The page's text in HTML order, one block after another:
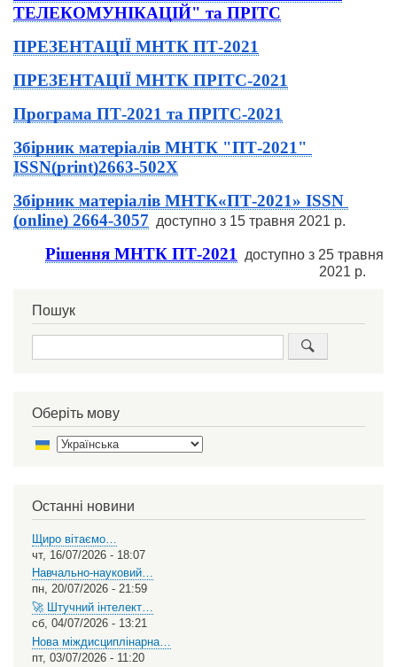
ТЕЛЕКОМУНІКАЦІЙ" та ПРІТС
ПРЕЗЕНТАЦІЇ МНТК ПТ-2021
ПРЕЗЕНТАЦІЇ МНТК ПРІТС-2021
Програма ПТ-2021 та ПРІТС-2021
Збірник матеріалів МНТК "ПТ-2021"
ISSN(рrint)2663-502X
Збірник матеріалів МНТК«ПТ-2021» ISSN
(online) 2664-3057 доступно з 15 травня 2021 р.
Рішення МНТК ПТ-2021
доступно з 25 травня
2021 р.
Пошук
Пошук
Оберіть мову
Останні новини
Щиро вітаємо…
чт, 16/07/2026 - 18:07
Навчально-науковий…
пн, 20/07/2026 - 21:59
🚀 Штучний інтелект…
сб, 04/07/2026 - 13:21
Нова міждисциплінарна…
пт, 03/07/2026 - 11:20